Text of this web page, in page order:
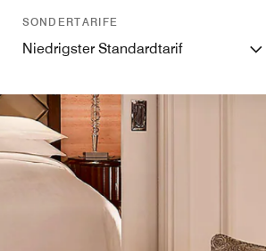
SONDERTARIFE
Niedrigster Standardtarif